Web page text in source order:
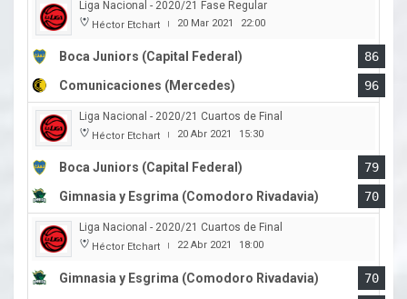
Liga Nacional - 2020/21 Fase Regular
Héctor Etchart | 20 Mar 2021 22:00
Boca Juniors (Capital Federal)
86
Comunicaciones (Mercedes)
96
Liga Nacional - 2020/21 Cuartos de Final
Héctor Etchart | 20 Abr 2021 15:30
Boca Juniors (Capital Federal)
79
Gimnasia y Esgrima (Comodoro Rivadavia)
70
Liga Nacional - 2020/21 Cuartos de Final
Héctor Etchart | 22 Abr 2021 18:00
Gimnasia y Esgrima (Comodoro Rivadavia)
70